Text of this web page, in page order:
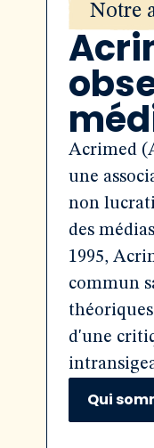
Notre
Acrimed
une
non
des
1995,
commun
d'une
Qui